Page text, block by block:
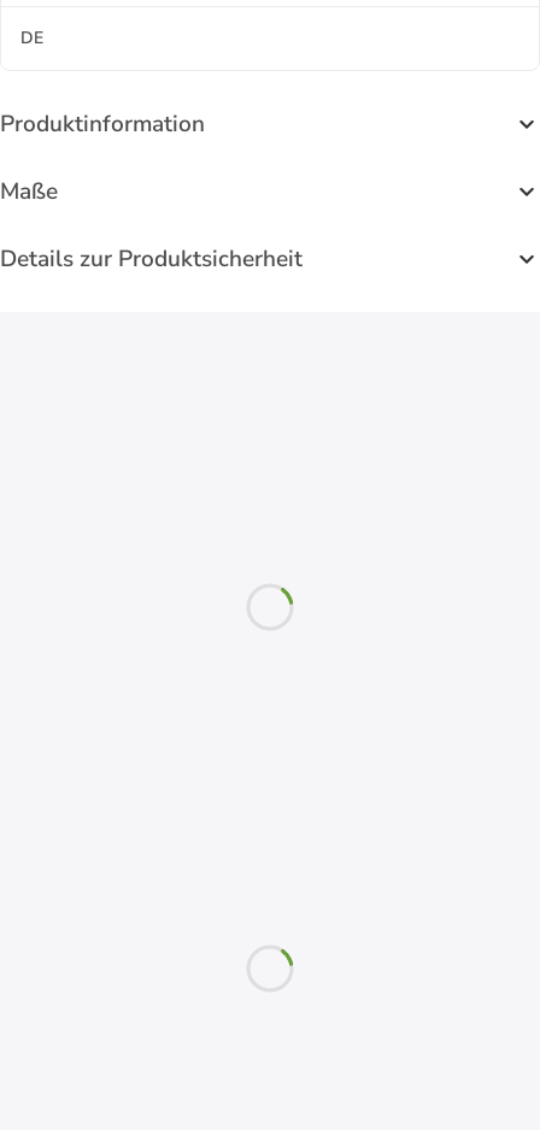
DE
Produktinformation
Maße
Details zur Produktsicherheit